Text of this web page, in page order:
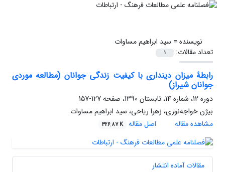
نویسنده = سید ابراهیم مساوات
تعداد مقالات:
1
رابطۀ میزان دینداری با کیفیت زندگی جوانان (مطالعه موردی
جوانان شیراز)
دوره 12، شماره 14، تابستان 1390، صفحه
127-157
بیژن خواجه‌نوری، زهرا ریاحی، سید ابراهیم مساوات
مشاهده مقاله
اصل مقاله 326.87 K
مقالات آماده انتشار